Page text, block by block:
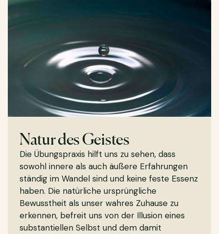
Natur des Geistes
Die Übungspraxis hilft uns zu sehen, dass
sowohl innere als auch äußere Erfahrungen
ständig im Wandel sind und keine feste Essenz
haben. Die natürliche ursprüngliche
Bewusstheit als unser wahres Zuhause zu
erkennen, befreit uns von der Illusion eines
substantiellen Selbst und dem damit